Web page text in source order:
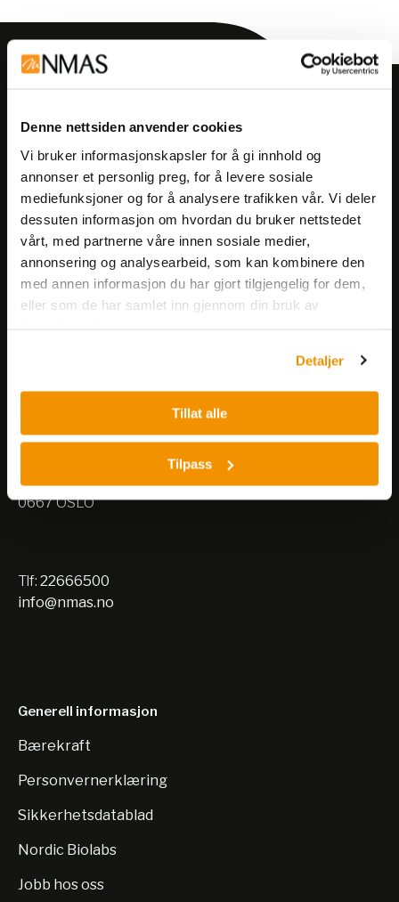
Denne nettsiden anvender cookies
Vi bruker informasjonskapsler for å gi innhold og
annonser et personlig preg, for å levere sosiale
mediefunksjoner og for å analysere trafikken vår. Vi deler
dessuten informasjon om hvordan du bruker nettstedet
vårt, med partnerne våre innen sosiale medier,
annonsering og analysearbeid, som kan kombinere den
med annen informasjon du har gjort tilgjengelig for dem,
eller som de har samlet inn gjennom din bruk av
Detaljer
Tillat alle
Tilpass
Få informasjon om produkter,
arrangementer og kampanjer.
Meld på nyhetsbrev
Besøksadresse:
0667 OSLO
Nils Hansens vei 10
0667 OSLO
Tlf: 22666500
info@nmas.no
Generell informasjon
Bærekraft
Personvernerklæring
Sikkerhetsdatablad
Nordic Biolabs
Jobb hos oss